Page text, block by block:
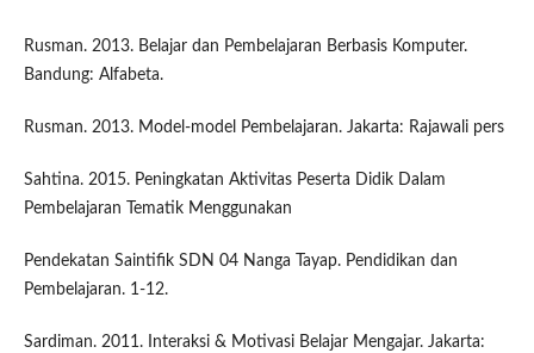
Rusman. 2013. Belajar dan Pembelajaran Berbasis Komputer.
Bandung: Alfabeta.
Rusman. 2013. Model-model Pembelajaran. Jakarta: Rajawali pers
Sahtina. 2015. Peningkatan Aktivitas Peserta Didik Dalam
Pembelajaran Tematik Menggunakan
Pendekatan Saintifik SDN 04 Nanga Tayap. Pendidikan dan
Pembelajaran. 1-12.
Sardiman. 2011. Interaksi & Motivasi Belajar Mengajar. Jakarta: